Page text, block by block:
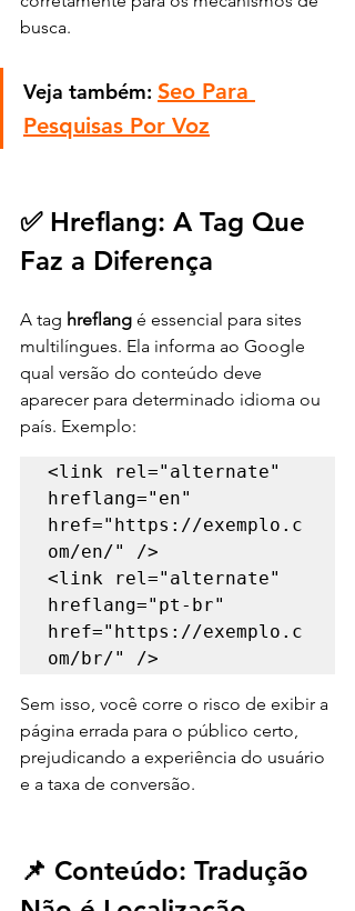
busca.
Veja também: Seo Para
Pesquisas Por Voz
✅ Hreflang: A Tag Que
Faz a Diferença
A tag hreflang é essencial para sites
multilíngues. Ela informa ao Google
qual versão do conteúdo deve
aparecer para determinado idioma ou
país. Exemplo:
<link rel="alternate"
hreflang="en"
href="https://exemplo.c
om/en/" />
<link rel="alternate"
hreflang="pt-br"
href="https://exemplo.c
om/br/" />
Sem isso, você corre o risco de exibir a
página errada para o público certo,
prejudicando a experiência do usuário
e a taxa de conversão.
📌 Conteúdo: Tradução